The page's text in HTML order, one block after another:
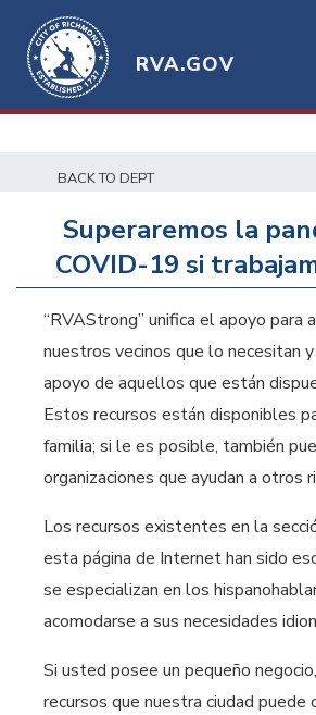
RVA.GOV
BACK TO DEPT
Superaremos la
COVID-19 si
“RVAStrong” unifica el apoyo para
nuestros vecinos que lo necesitan
apoyo de aquellos que están
Estos recursos están disponibles
familia; si le es posible, también
organizaciones que ayudan a otros
Los recursos existentes en la
esta página de Internet han sido
se especializan en los
acomodarse a sus necesidades
Si usted posee un pequeño
recursos que nuestra ciudad puede